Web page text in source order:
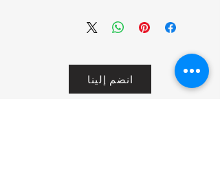
انضم إلينا